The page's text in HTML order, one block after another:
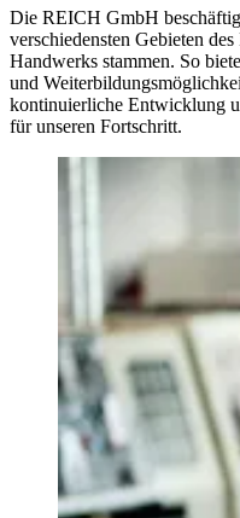
Die REICH GmbH
verschiedensten Gebieten
Handwerks stammen. So
und
kontinuierliche Entwicklung
für unseren Fortschritt.